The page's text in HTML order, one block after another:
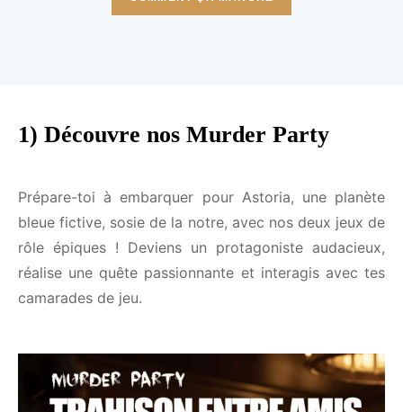
Prépare-toi à embarquer pour Astoria, une planète
bleue fictive, sosie de la notre, avec nos deux jeux
de rôle épiques ! Deviens un protagoniste
audacieux, réalise une quête passionnante et